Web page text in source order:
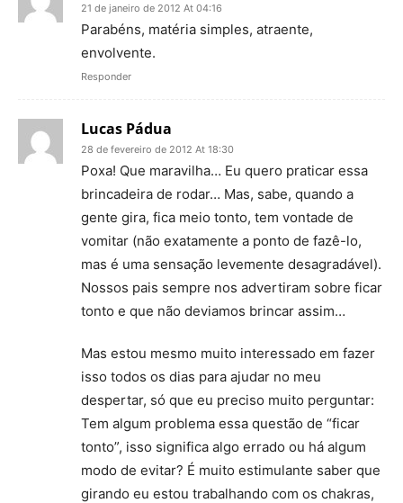
21 de janeiro de 2012 At 04:16
Parabéns, matéria simples, atraente,
envolvente.
Responder
Lucas Pádua
28 de fevereiro de 2012 At 18:30
Poxa! Que maravilha… Eu quero praticar essa
brincadeira de rodar… Mas, sabe, quando a
gente gira, fica meio tonto, tem vontade de
vomitar (não exatamente a ponto de fazê-lo,
mas é uma sensação levemente desagradável).
Nossos pais sempre nos advertiram sobre ficar
tonto e que não deviamos brincar assim…
Mas estou mesmo muito interessado em fazer
isso todos os dias para ajudar no meu
despertar, só que eu preciso muito perguntar:
Tem algum problema essa questão de “ficar
tonto”, isso significa algo errado ou há algum
modo de evitar? É muito estimulante saber que
girando eu estou trabalhando com os chakras,